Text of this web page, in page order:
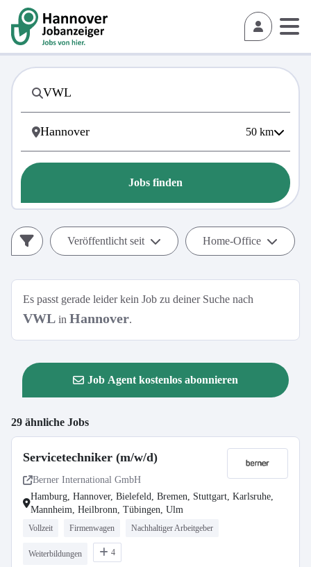
50 km
Jobs finden
Veröffentlicht seit Home-Office
Es passt gerade leider kein Job zu deiner Suche nach
VWL in Hannover.
Job Agent kostenlos abonnieren
29 ähnliche Jobs
Servicetechniker (m/w/d)
Berner International GmbH
Hamburg, Hannover, Bielefeld, Bremen, Stuttgart, Karlsruhe,
Mannheim, Heilbronn, Tübingen, Ulm
Vollzeit Firmenwagen Nachhaltiger Arbeitgeber
Weiterbildungen 4